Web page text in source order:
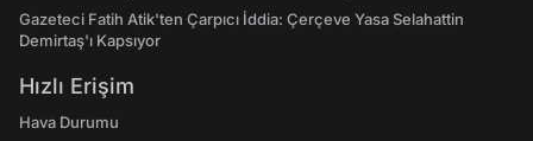
Gazeteci Fatih Atik'ten Çarpıcı İddia: Çerçeve Yasa Selahattin
Demirtaş'ı Kapsıyor
Hızlı Erişim
Hava Durumu